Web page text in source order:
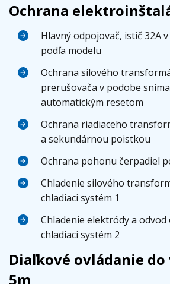
Ochrana
Hlavný odpojovač, istič 32A
podľa modelu
Ochrana silového
prerušovača v podobe
automatickým resetom
Ochrana riadiaceho
a sekundárnou poistkou
Ochrana pohonu čerpadiel
Chladenie silového
chladiaci systém 1
Chladenie elektródy a
chladiaci systém 2
Diaľkové ovládanie
5m